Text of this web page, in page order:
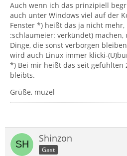
Auch wenn ich das prinzipiell
auch unter Windows viel auf der
Fenster *) heißt das ja nicht
:schlaumeier: verkündet)
Dinge, die sonst verborgen
wird auch Linux immer klicki-
*) Bei mir heißt das seit gefühlten
bleibts.
Grüße, muzel
Shinzon
Gast